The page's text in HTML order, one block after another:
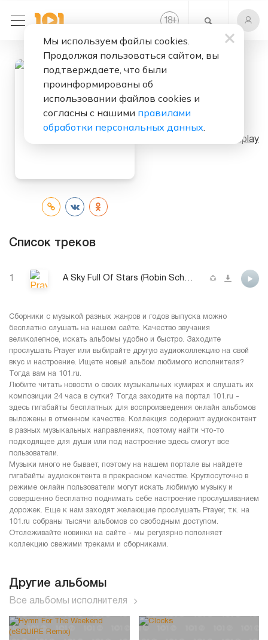
18+
Слушать бесплатно
Prayer
Coldplay
Список треков
1 A Sky Full Of Stars (Robin Schulz Edit)
Сборники с музыкой разных жанров и годов выпуска можно
бесплатно слушать на нашем сайте. Качество звучания
великолепное, искать альбомы удобно и быстро. Заходите
прослушать Prayer или выбирайте другую аудиоколлекцию на свой
вкус и настроение. Ищете новый альбом любимого исполнителя?
Тогда вам на 101.ru.
Любите читать новости о своих музыкальных кумирах и слушать их
композиции 24 часа в сутки? Тогда заходите на портал 101.ru -
здесь гигабайты бесплатных для воспроизведения онлайн альбомов
выложены в отменном качестве. Коллекция содержит аудиоконтент
в разных музыкальных направлениях, поэтому найти что-то
подходящее для души или под настроение здесь смогут все
пользователи.
Музыки много не бывает, поэтому на нашем портале вы найдете
гигабайты аудиоконтента в прекрасном качестве. Круглосуточно в
режиме онлайн пользователи могут искать любимую музыку и
совершенно бесплатно поднимать себе настроение прослушиванием
дорожек. Еще к нам заходят желающие прослушать Prayer, т.к. на
101.ru собраны тысячи альбомов со свободным доступом.
Отслеживайте новинки на сайте - мы регулярно пополняет
коллекцию свежими треками и сборниками.
Другие альбомы
Все альбомы исполнителя
Мы используем файлы cookies.
Продолжая пользоваться сайтом, вы
подтверждаете, что были
проинформированы об
использовании файлов cookies и
согласны с нашими правилами
обработки персональных данных.